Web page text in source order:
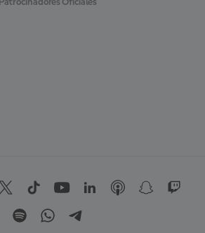
Patrocinadores Oficiales